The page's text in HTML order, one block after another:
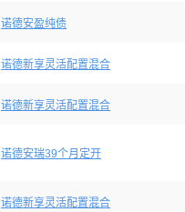
诺德安盈纯债
诺德新享灵活配置混合
诺德新享灵活配置混合
诺德安瑞39个月定开
诺德新享灵活配置混合